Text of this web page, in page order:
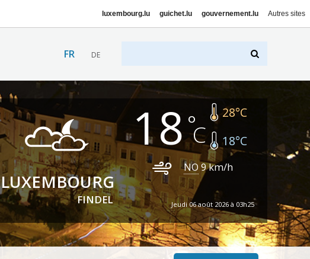
luxembourg.lu guichet.lu gouvernement.lu Autres sites
FR DE
LUXEMBOURG
FINDEL
18 28°C
18°C
NO 9km/h
Jeudi 06 août 2026 à 03h25